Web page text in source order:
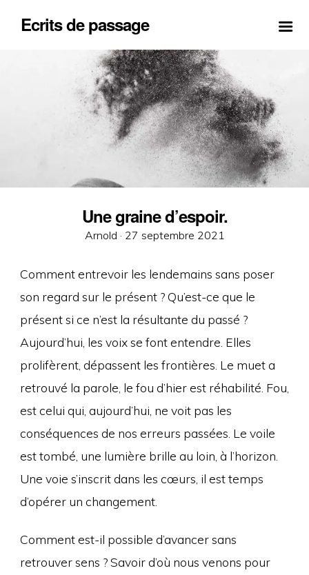
Ecrits de passage
Une graine d’espoir.
Arnold · Posted
27 septembre 2021
Comment entrevoir les lendemains sans poser
son regard sur le présent ? Qu’est-ce que le
présent si ce n’est la résultante du passé ?
Aujourd’hui, les voix se font entendre. Elles
prolifèrent, dépassent les frontières. Le muet a
retrouvé la parole, le fou d’hier est réhabilité. Fou,
est celui qui, aujourd’hui, ne voit pas les
conséquences de nos erreurs passées. Le voile
est tombé, une lumière brille au loin, à l’horizon.
Une voie s’inscrit dans les cœurs, il est temps
d’opérer un changement.
Comment est-il possible d’avancer sans
retrouver sens ? Savoir d’où nous venons pour